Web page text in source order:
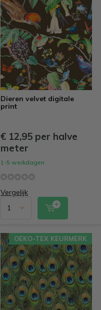
Dieren velvet digitale
print
€ 12,95 per halve
meter
1-5 werkdagen
Vergelijk
OEKO-TEX KEURMERK